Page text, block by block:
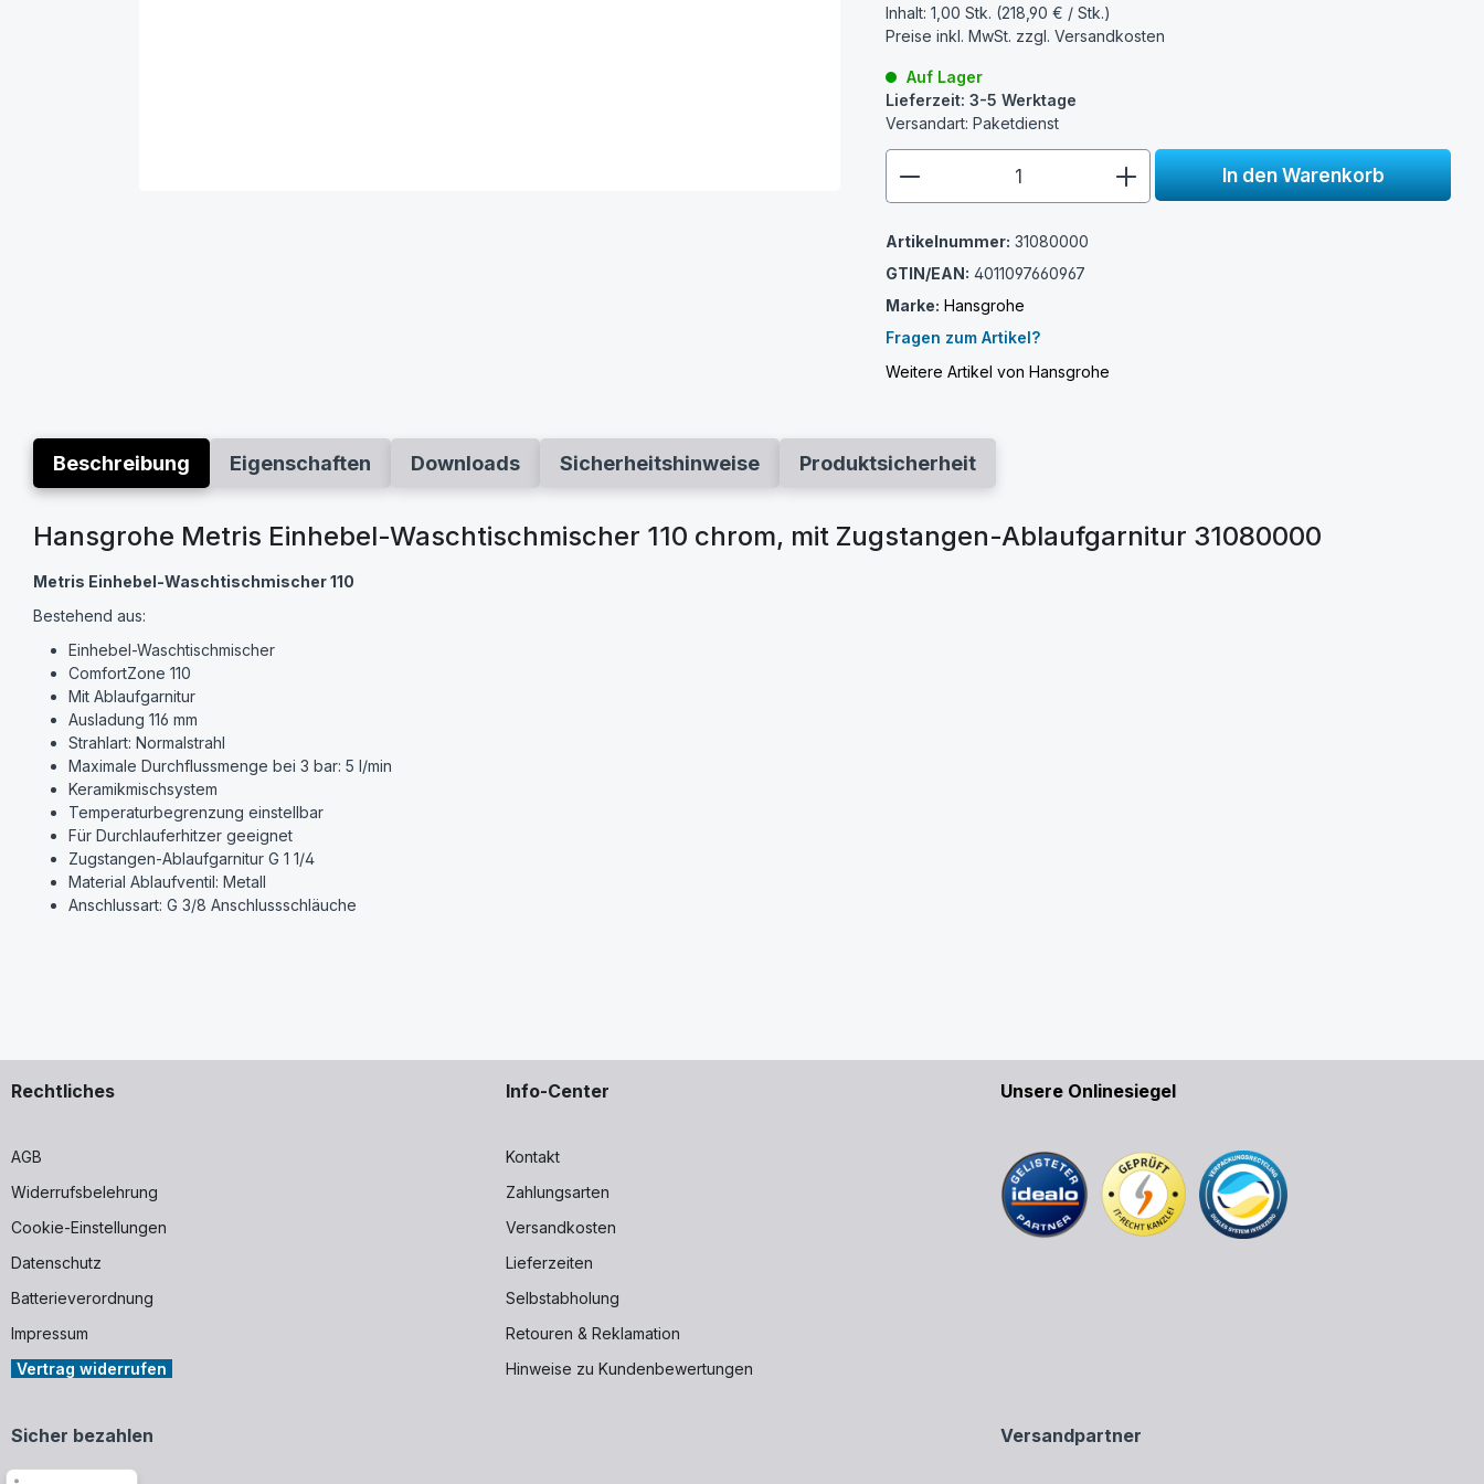
Inhalt:1,00 Stk. (218,90 € / Stk.)
Preise inkl. MwSt. zzgl.Versandkosten
Auf Lager
Lieferzeit: 3-5 Werktage
Versandart: Paketdienst
In den Warenkorb
Artikelnummer: 31080000
GTIN/EAN: 4011097660967
Marke: Hansgrohe
Fragen zum Artikel?
Weitere Artikel von Hansgrohe
Beschreibung Eigenschaften Downloads Sicherheitshinweise Produktsicherheit
Hansgrohe Metris Einhebel-Waschtischmischer 110 chrom, mit Zugstangen-Ablaufgarnitur 31080000
Metris Einhebel-Waschtischmischer 110
Bestehend aus:
Einhebel-Waschtischmischer
ComfortZone 110
Mit Ablaufgarnitur
Ausladung 116 mm
Strahlart: Normalstrahl
Maximale Durchflussmenge bei 3 bar: 5 l/min
Keramikmischsystem
Temperaturbegrenzung einstellbar
Für Durchlauferhitzer geeignet
Zugstangen-Ablaufgarnitur G 1 1/4
Material Ablaufventil: Metall
Anschlussart: G 3/8 Anschlussschläuche
Rechtliches
AGB
Widerrufsbelehrung
Cookie-Einstellungen
Datenschutz
Batterieverordnung
Impressum
Vertrag widerrufen
Info-Center
Kontakt
Zahlungsarten
Versandkosten
Lieferzeiten
Selbstabholung
Retouren & Reklamation
Hinweise zu Kundenbewertungen
Unsere Onlinesiegel
Sicher bezahlen Versandpartner